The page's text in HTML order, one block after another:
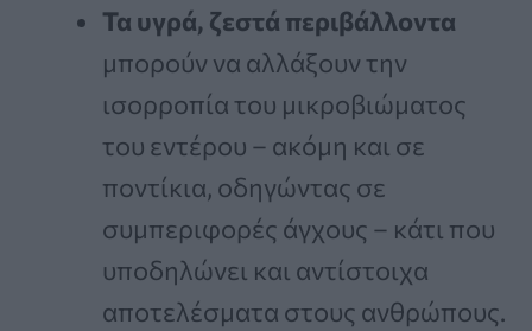
Τα υγρά, ζεστά περιβάλλοντα
μπορούν να αλλάξουν την
ισορροπία του μικροβιώματος
του εντέρου – ακόμη και σε
ποντίκια, οδηγώντας σε
συμπεριφορές άγχους – κάτι που
υποδηλώνει και αντίστοιχα
αποτελέσματα στους ανθρώπους.